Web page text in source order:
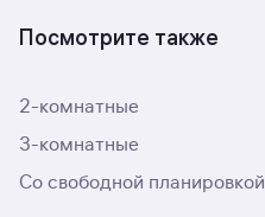
Посмотрите также
2-комнатные
3-комнатные
Со свободной планировкой